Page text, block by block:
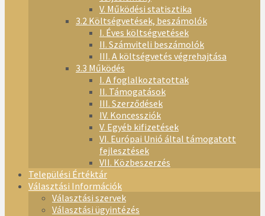
V. Működési statisztika
3.2 Költségvetések, beszámolók
I. Éves költségvetések
II. Számviteli beszámolók
III. A költségvetés végrehajtása
3.3 Működés
I. A foglalkoztatottak
II. Támogatások
III. Szerződések
IV. Koncessziók
V. Egyéb kifizetések
VI. Európai Unió által támogatott
fejlesztések
VII. Közbeszerzés
Települési Értéktár
Választási Információk
Választási szervek
Választási ügyintézés